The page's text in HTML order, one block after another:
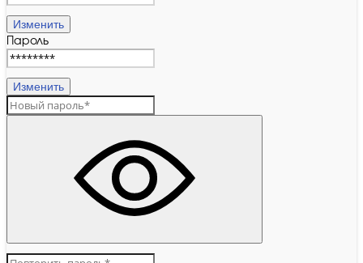
Изменить
Пароль
Изменить